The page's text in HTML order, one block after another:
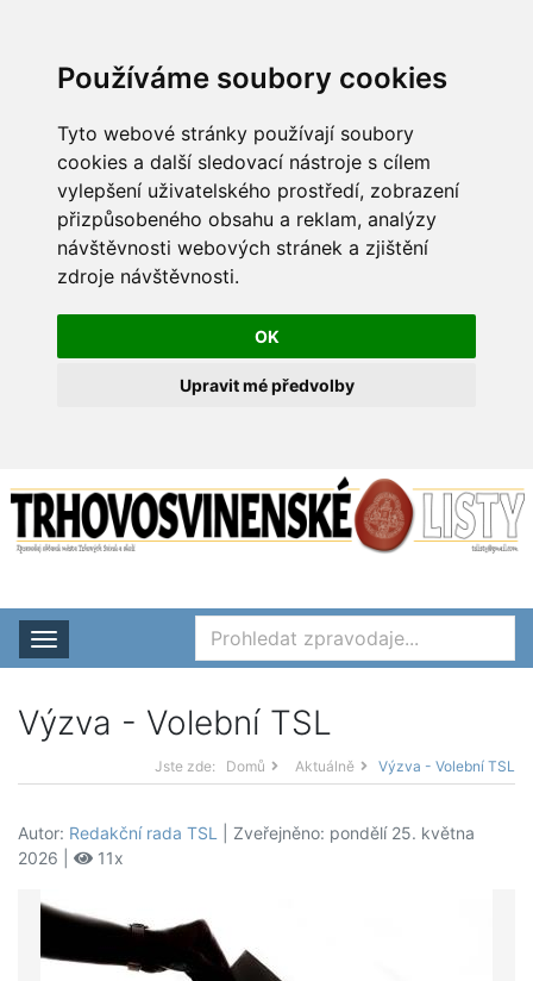
Používáme soubory cookies
Tyto webové stránky používají soubory
cookies a další sledovací nástroje s cílem
vylepšení uživatelského prostředí, zobrazení
přizpůsobeného obsahu a reklam, analýzy
návštěvnosti webových stránek a zjištění
zdroje návštěvnosti.
OK
Upravit mé předvolby
Rozbalit nabídku
Výzva - Volební TSL
Jste zde: Domů Aktuálně Výzva - Volební TSL
Autor: Redakční rada TSL
| Zveřejněno: pondělí 25. května
2026 |
11x